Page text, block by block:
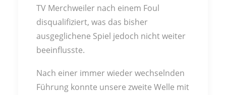
TV Merchweiler nach einem Foul
disqualifiziert, was das bisher
ausgeglichene Spiel jedoch nicht weiter
beeinflusste.
Nach einer immer wieder wechselnden
Führung konnte unsere zweite Welle mit